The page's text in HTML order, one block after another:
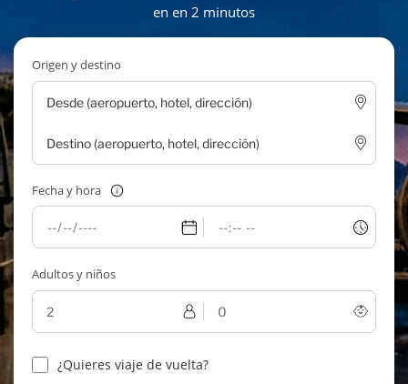
en en 2 minutos
Origen y destino
Fecha y hora
Adultos y niños
¿Quieres viaje de vuelta?